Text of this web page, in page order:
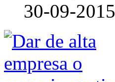
30-09-2015